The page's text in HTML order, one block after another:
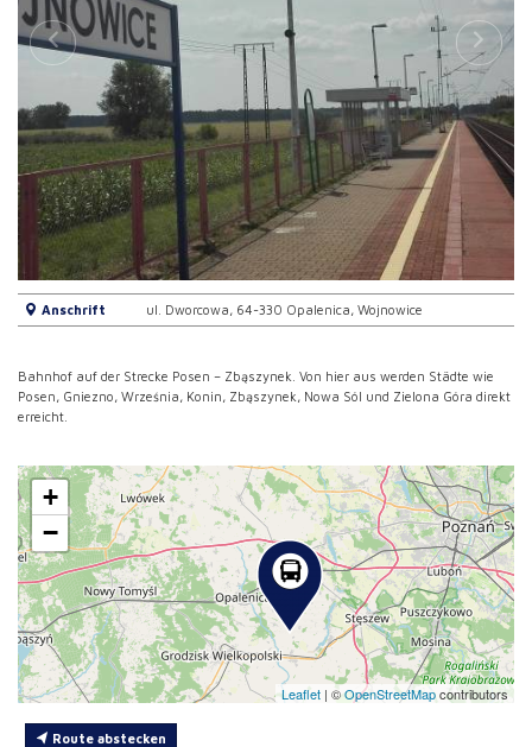
Anschrift ul. Dworcowa, 64-330 Opalenica, Wojnowice
Bahnhof auf der Strecke Posen – Zbąszynek. Von hier aus werden Städte wie
Posen, Gniezno, Września, Konin, Zbąszynek, Nowa Sól und Zielona Góra direkt
erreicht.
+
−
Leaflet | ©OpenStreetMapcontributors
Route abstecken